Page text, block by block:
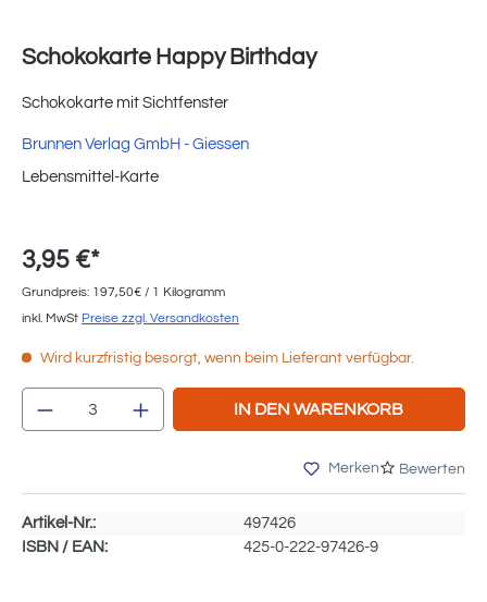
Schokokarte Happy Birthday
Schokokarte mit Sichtfenster
Brunnen Verlag GmbH - Giessen
Lebensmittel-Karte
3,95 €*
Grundpreis: 197,50€ / 1 Kilogramm
inkl. MwSt Preise zzgl. Versandkosten
Wird kurzfristig besorgt, wenn beim Lieferant verfügbar.
Produkt Anzahl: Gib den gewünschten
IN DEN WARENKORB
Merken Bewerten
Artikel-Nr.:
497426
ISBN / EAN:
425-0-222-97426-9